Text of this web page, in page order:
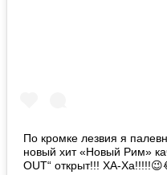
По кромке лезвия я
новый хит «Новый Рим»
OUT“ открыт!!! ХА-